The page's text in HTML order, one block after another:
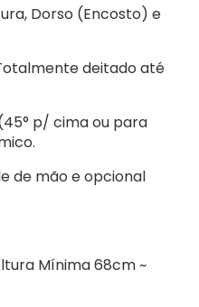
Dorso (Encosto) e
deitado até
p/ cima ou para
de mão e opcional
Mínima 68cm ~